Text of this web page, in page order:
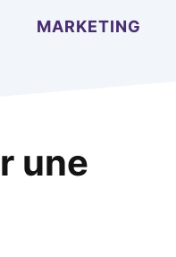
MARKETING
une